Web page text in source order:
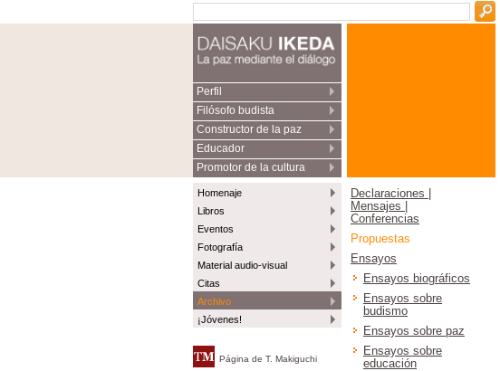
Perfil
Filósofo budista
Constructor de la paz
Educador
Promotor de la cultura
Homenaje
Libros
Eventos
Fotografía
Material audio-visual
Citas
Archivo
¡Jóvenes!
Página de T. Makiguchi
Declaraciones |
Mensajes |
Conferencias
Propuestas
Ensayos
Ensayos biográficos
Ensayos sobre
budismo
Ensayos sobre paz
Ensayos sobre
educación